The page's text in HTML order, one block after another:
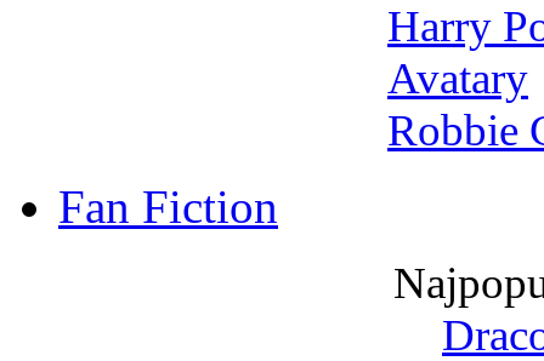
Harry
Avatary
Robbie
Fan Fiction